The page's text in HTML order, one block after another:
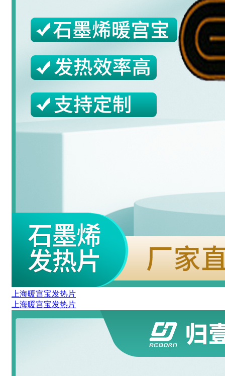
上海暖宫宝发热片
上海暖宫宝发热片